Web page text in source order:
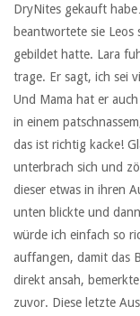
DryNites gekauft
beantwortete sie Leos
gebildet hatte. Lara
trage. Er sagt, ich sei
Und Mama hat er
in einem
das ist richtig kacke!
unterbrach sich und
dieser etwas in ihren
unten blickte und
würde ich einfach so
auffangen, damit das
direkt ansah,
zuvor. Diese letzte